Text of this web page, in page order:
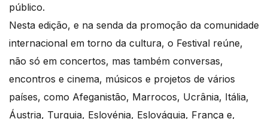
público.
Nesta edição, e na senda da promoção da comunidade
internacional em torno da cultura, o Festival reúne,
não só em concertos, mas também conversas,
encontros e cinema, músicos e projetos de vários
países, como Afeganistão, Marrocos, Ucrânia, Itália,
Áustria, Turquia, Eslovénia, Eslováquia, França e,